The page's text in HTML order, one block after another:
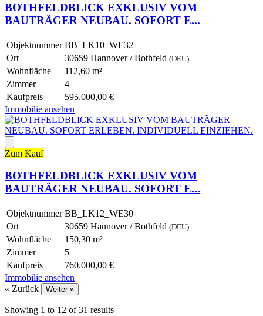
BOTHFELDBLICK EXKLUSIV VOM
BAUTRÄGER NEUBAU. SOFORT E...
Objektnummer BB_LK10_WE32
Ort
30659 Hannover / Bothfeld (DEU)
Wohnfläche
112,60 m²
Zimmer
4
Kaufpreis
595.000,00 €
Immobilie ansehen
Zum Kauf
BOTHFELDBLICK EXKLUSIV VOM
BAUTRÄGER NEUBAU. SOFORT E...
Objektnummer BB_LK12_WE30
Ort
30659 Hannover / Bothfeld (DEU)
Wohnfläche
150,30 m²
Zimmer
5
Kaufpreis
760.000,00 €
Immobilie ansehen
« Zurück
Weiter »
Showing 1 to 12 of 31 results